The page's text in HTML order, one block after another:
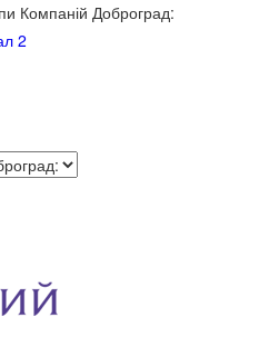
Компаній Доброград:
2